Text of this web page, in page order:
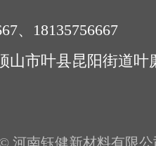
、18135756667
山市叶县昆阳街道叶
河南钰健新材料有限公